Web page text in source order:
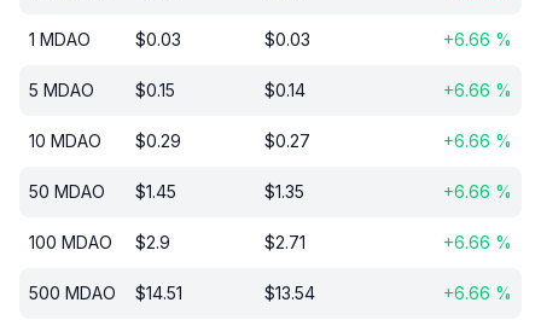
1 MDAO $0.03 $0.03 +6.66 %
5 MDAO $0.15 $0.14 +6.66 %
10 MDAO $0.29 $0.27 +6.66 %
50 MDAO $1.45 $1.35 +6.66 %
100 MDAO $2.9 $2.71 +6.66 %
500 MDAO $14.51 $13.54 +6.66 %